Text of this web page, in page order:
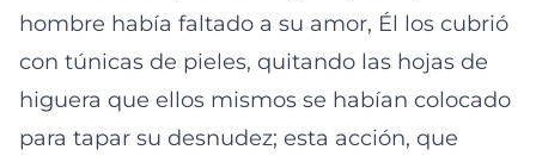
hombre había faltado a su amor, Él los cubrió
con túnicas de pieles, quitando las hojas de
higuera que ellos mismos se habían colocado
para tapar su desnudez; esta acción, que